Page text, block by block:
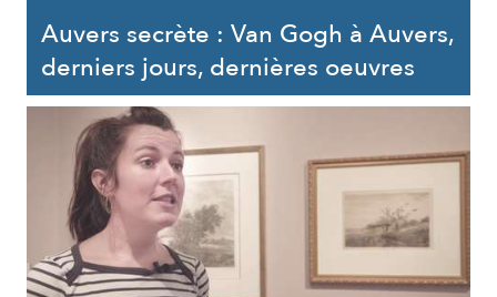
Auvers secrète : Van Gogh à Auvers,
derniers jours, dernières oeuvres